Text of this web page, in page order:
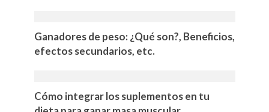
Ganadores de peso: ¿Qué son?, Beneficios,
efectos secundarios, etc.
Cómo integrar los suplementos en tu